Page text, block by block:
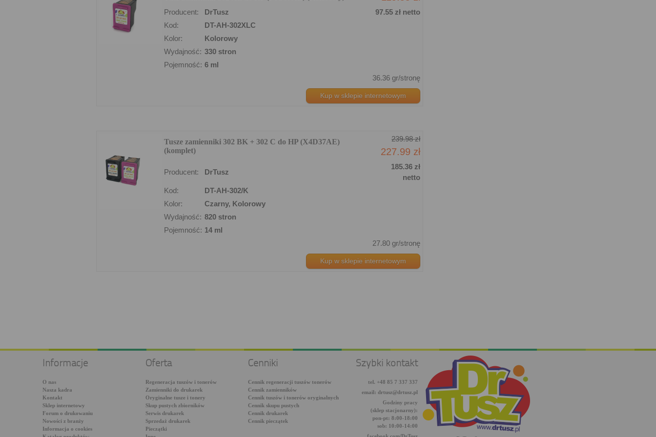
Producent: DrTusz
97.55 zł netto
Kod:
DT-AH-302XLC
Kolor:
Kolorowy
Wydajność: 330 stron
Pojemność: 6 ml
36.36 gr/stronę
Kup w sklepie internetowym
Tusze zamienniki 302 BK + 302 C do HP (X4D37AE)
(komplet)
239.98 zł
227.99 zł
Producent: DrTusz
185.36 zł
netto
Kod:
DT-AH-302/K
Kolor:
Czarny, Kolorowy
Wydajność: 820 stron
Pojemność: 14 ml
27.80 gr/stronę
Kup w sklepie internetowym
Informacje
O nas
Nasza kadra
Kontakt
Sklep internetowy
Forum o drukowaniu
Nowości z branży
Informacja o cookies
Oferta
Regeneracja tuszów i tonerów
Zamienniki do drukarek
Oryginalne tusze i tonery
Skup pustych zbiorników
Serwis drukarek
Sprzedaż drukarek
Pieczątki
Cenniki
Cennik regeneracji tuszów tonerów
Cennik zamienników
Cennik tuszów i tonerów oryginalnych
Cennik skupu pustych
Cennik drukarek
Cennik pieczątek
Szybki kontakt
tel. +48 85 7 337 337
email: drtusz@drtusz.pl
Godziny pracy
(sklep stacjonarny):
pon-pt: 8:00-18:00
sob: 10:00-14:00